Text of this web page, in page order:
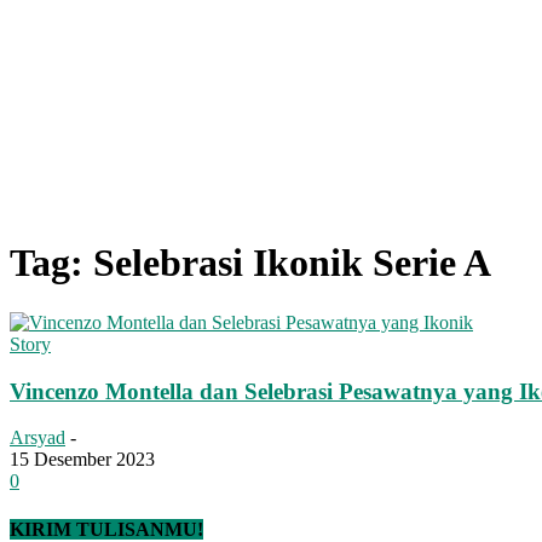
Tag: Selebrasi Ikonik Serie A
Story
Vincenzo Montella dan Selebrasi Pesawatnya yang
Arsyad -
15 Desember 2023
0
KIRIM TULISANMU!